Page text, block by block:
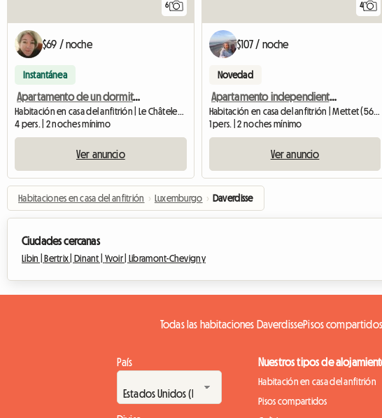
6
$69 / noche
Instantánea
Apartamento de un dormitorio
Habitación en casa del anfitrión | Le Châtelet-sur-Sormonne (08150) | 48 M2
4 pers. | 2 noches mínimo
Ver anuncio
4
$107 / noche
Novedad
Apartamento independiente del alojamiento principal entrada independiente.
Habitación en casa del anfitrión | Mettet (5641) | 60 M2
1 pers. | 2 noches mínimo
Ver anuncio
Habitaciones en casa del anfitrión › Luxemburgo › Daverdisse
Ciudades cercanas
Libin | Bertrix | Dinant | Yvoir | Libramont-Chevigny
Todas las habitaciones DaverdissePisos
País Nuestros tipos de
Habitación en casa del anfitrión
Pisos compartidos